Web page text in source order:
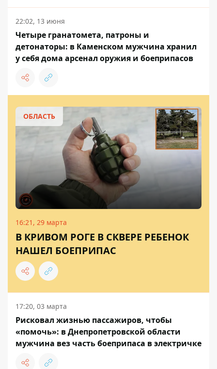
22:02, 13 июня
Четыре гранатомета, патроны и
детонаторы: в Каменском мужчина хранил
у себя дома арсенал оружия и боеприпасов
ОБЛАСТЬ
16:21, 29 марта
В КРИВОМ РОГЕ В СКВЕРЕ РЕБЕНОК
НАШЕЛ БОЕПРИПАС
17:20, 03 марта
Рисковал жизнью пассажиров, чтобы
«помочь»: в Днепропетровской области
мужчина вез часть боеприпаса в электричке